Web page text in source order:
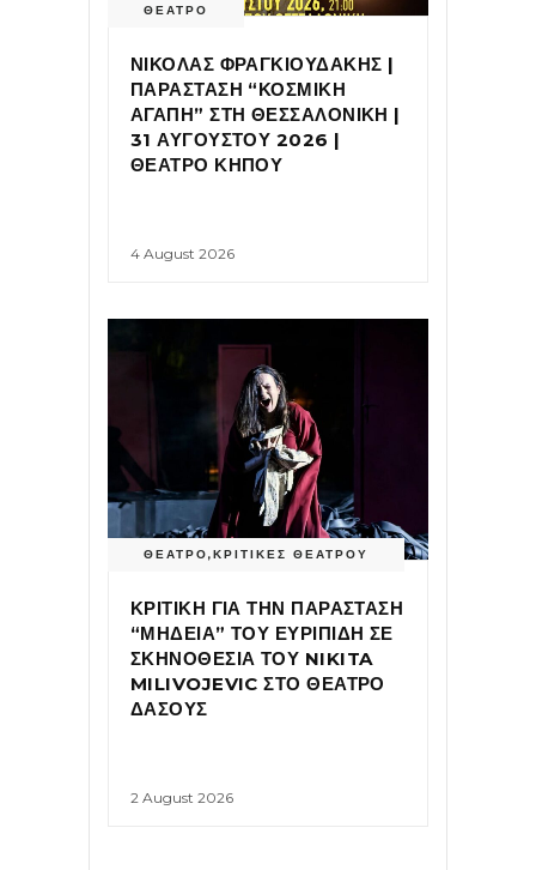
ΘΕΑΤΡΟ
ΝΙΚΟΛΑΣ ΦΡΑΓΚΙΟΥΔΑΚΗΣ |
ΠΑΡΑΣΤΑΣΗ “ΚΟΣΜΙΚΗ
ΑΓΑΠΗ” ΣΤΗ ΘΕΣΣΑΛΟΝΙΚΗ |
31 ΑΥΓΟΥΣΤΟΥ 2026 |
ΘΕΑΤΡΟ ΚΗΠΟΥ
4 August 2026
ΘΕΑΤΡΟ,ΚΡΙΤΙΚΕΣ ΘΕΑΤΡΟΥ
ΚΡΙΤΙΚΗ ΓΙΑ ΤΗΝ ΠΑΡΑΣΤΑΣΗ
“ΜΗΔΕΙΑ” ΤΟΥ ΕΥΡΙΠΙΔΗ ΣΕ
ΣΚΗΝΟΘΕΣΙΑ ΤΟΥ NIKITA
MILIVOJEVIC ΣΤΟ ΘΕΑΤΡΟ
ΔΑΣΟΥΣ
2 August 2026